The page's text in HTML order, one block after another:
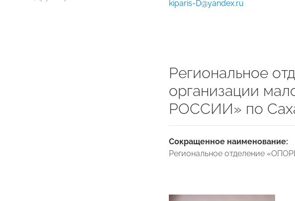
kiparis-D@yandex.ru
Региональное
организации
РОССИИ» по
Сокращенное наименование:
Региональное отделение